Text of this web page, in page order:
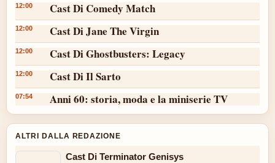
12:00 Cast Di Comedy Match
12:00 Cast Di Jane The Virgin
12:00 Cast Di Ghostbusters: Legacy
12:00 Cast Di Il Sarto
07:54 Anni 60: storia, moda e la miniserie TV
ALTRI DALLA REDAZIONE
Cast Di Terminator Genisys